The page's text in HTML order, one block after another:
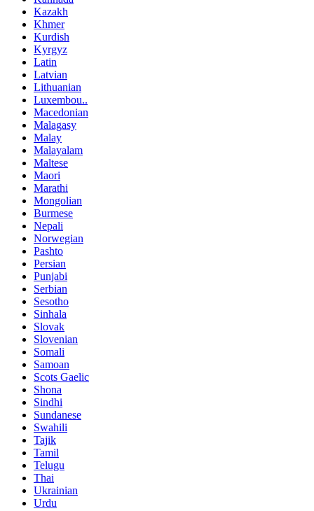
Kazakh
Khmer
Kurdish
Kyrgyz
Latin
Latvian
Lithuanian
Luxembou..
Macedonian
Malagasy
Malay
Malayalam
Maltese
Maori
Marathi
Mongolian
Burmese
Nepali
Norwegian
Pashto
Persian
Punjabi
Serbian
Sesotho
Sinhala
Slovak
Slovenian
Somali
Samoan
Scots Gaelic
Shona
Sindhi
Sundanese
Swahili
Tajik
Tamil
Telugu
Thai
Ukrainian
Urdu